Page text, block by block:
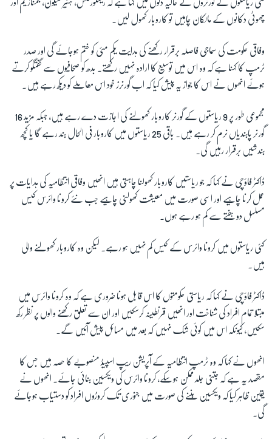
کئی ریاستوں کے گورنروں نے حالیہ دنوں میں کہا ہے کہ ریسٹورنٹس، ہئیر سیلون، جمنازیم اور
چھوٹی دکانوں کے مالکان چاہیں تو کاروبار کھول لیں۔
وفاقی حکومت کی سماجی فاصلہ برقرار رکھنے کی ہدایت یکم مئی کو ختم ہوجائے گی اور صدر
ٹرمپ کا کہنا ہے کہ وہ اس میں توسیع کا ارادہ نہیں رکھتے۔ بدھ کو صحافیوں سے گفتگو کرتے
ہوئے انھوں نے اس کا جواز یہ پیش کیا کہ اب گورنرز خود اس معاملے کو دیکھ رہے ہیں۔
مجموعی طور پر 9 ریاستوں کے گورنر کاروبار کھولنے کی اجازت دے رہے ہیں، جبکہ مزید 16
گورنر پابندیاں نرم کر رہے ہیں۔ باقی 25 ریاستوں میں کاروبار فی الحال بند رہے گا یا کچھ
بندشیں برقرار رہیں گی۔
ڈاکٹر فاؤچی نے کہا کہ جو ریاستیں کاروبار کھولنا چاہتی ہیں انھیں وفاقی انتظامیہ کی ہدایات پر
عمل کرنا چاہیے اور اسی صورت میں معیشت کھولنی چاہیے جب نئے کرونا وائرس کیس
مسلسل دو ہفتے سے کم ہو رہے ہوں۔
کئی ریاستوں میں کرونا وائرس کے کیس کم نہیں ہو رہے۔ لیکن وہ کاروبار کھولنے والی
ہیں۔
ڈاکٹر فاؤچی نے کہا کہ ریاستی حکومتوں کا اس قابل ہونا ضروری ہے کہ وہ کرونا وائرس میں
مبتلا تمام افراد کی شناخت اور انھیں قرنطینہ کرسکیں اور ان سے تعلق رکھنے والوں پر نظر رکھ
سکیں، کیونکہ اس میں کوئی شک نہیں کہ بعد میں مسائل پیش آئیں گے۔
انھوں نے کہا کہ وہ ٹرمپ انتظامیہ کے آپریشن ریپ اسپیڈ منصوبے کا حصہ ہیں جس کا
مقصد یہ ہے کہ جتنی جلد ممکن ہوسکے، کرونا وائرس کی ویکسین بنائی جائے۔ انھوں نے
یقین ظاہر کیا کہ ویکسین بننے کی صورت میں جنوری تک کروڑوں افراد کو دستیاب ہوجائے
گی۔